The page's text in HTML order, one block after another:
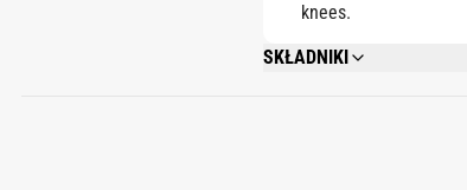
knees.
SKŁADNIKI
ALCOHOL DENAT. (SD
SALICYLATE, GERANYL
AURANTIUM PEEL OIL,
BETA-CARYOPHYLLENE,